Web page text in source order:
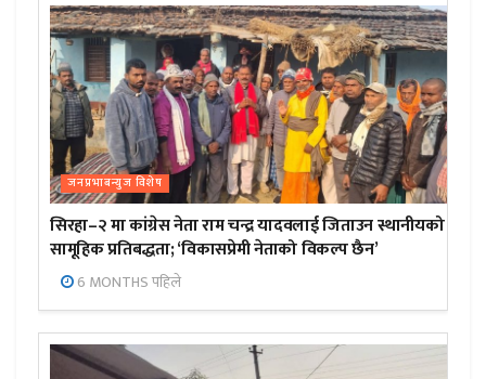
जनप्रभाबन्युज विशेष
सिरहा–२ मा कांग्रेस नेता राम चन्द्र यादवलाई जिताउन स्थानीयको
सामूहिक प्रतिबद्धता; ‘विकासप्रेमी नेताको विकल्प छैन’
6 MONTHS पहिले